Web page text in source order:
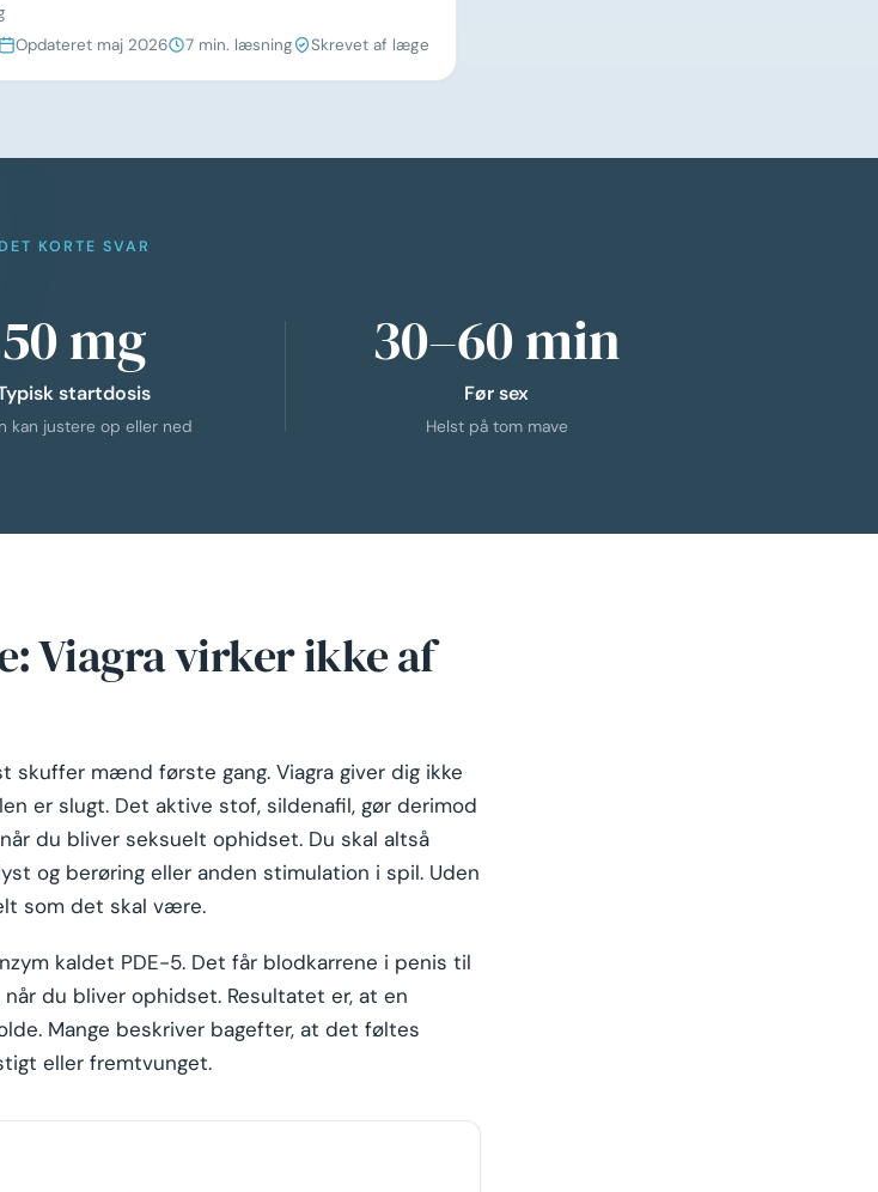
Opdateret maj 2026
7 min. læsning Skrevet af læge
DET KORTE SVAR
50 mg
startdosis
kan justere op eller ned
30–60 min
Før sex
Helst på tom mave
Viagra virker ikke af
skuffer mænd første gang. Viagra giver dig ikke
er slugt. Det aktive stof, sildenafil, gør derimod
du bliver seksuelt ophidset. Du skal altså
og berøring eller anden stimulation i spil. Uden
som det skal være.
kaldet PDE-5. Det får blodkarrene i penis til
du bliver ophidset. Resultatet er, at en
Mange beskriver bagefter, at det føltes
eller fremtvunget.